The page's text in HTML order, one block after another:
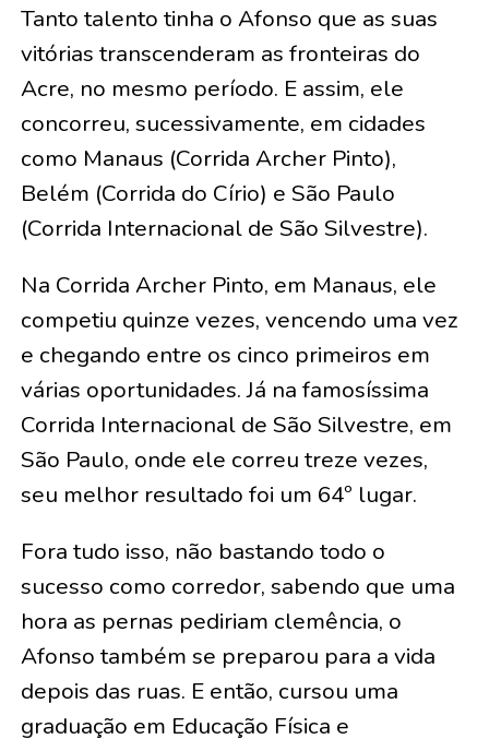
Tanto talento tinha o Afonso que as suas
vitórias transcenderam as fronteiras do
Acre, no mesmo período. E assim, ele
concorreu, sucessivamente, em cidades
como Manaus (Corrida Archer Pinto),
Belém (Corrida do Círio) e São Paulo
(Corrida Internacional de São Silvestre).
Na Corrida Archer Pinto, em Manaus, ele
competiu quinze vezes, vencendo uma vez
e chegando entre os cinco primeiros em
várias oportunidades. Já na famosíssima
Corrida Internacional de São Silvestre, em
São Paulo, onde ele correu treze vezes,
seu melhor resultado foi um 64º lugar.
Fora tudo isso, não bastando todo o
sucesso como corredor, sabendo que uma
hora as pernas pediriam clemência, o
Afonso também se preparou para a vida
depois das ruas. E então, cursou uma
graduação em Educação Física e